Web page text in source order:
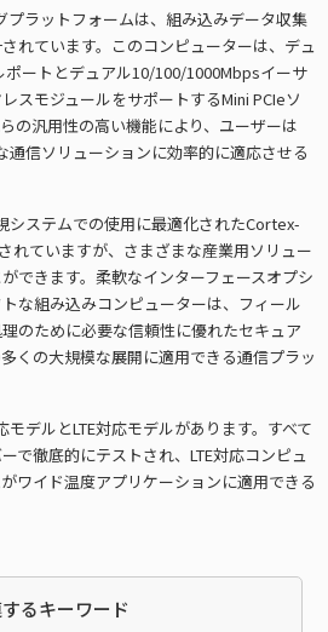
プラットフォームは、組み込みデータ収集
れています。このコンピューターは、デュ
ートとデュアル10/100/1000Mbpsイーサ
スモジュールをサポートするMini PCIeソ
の汎用性の高い機能により、ユーザーは
通信ソリューションに効率的に適応させる
システムでの使用に最適化されたCortex-
れていますが、さまざまな産業用ソリュー
できます。柔軟なインターフェースオプシ
な組み込みコンピューターは、フィール
のために必要な信頼性に優れたセキュア
くの大規模な展開に適用できる通信プラッ
デルとLTE対応モデルがあります。すべて
で徹底的にテストされ、LTE対応コンピュ
ワイド温度アプリケーションに適用できる
るキーワード